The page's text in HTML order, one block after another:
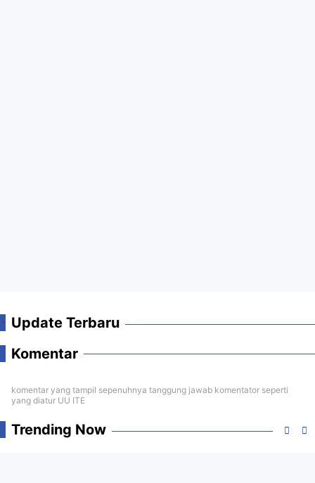
Update Terbaru
Komentar
komentar yang tampil sepenuhnya tanggung jawab komentator seperti
yang diatur UU ITE
Trending Now